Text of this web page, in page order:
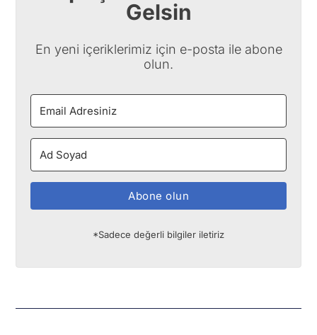
Gelsin
En yeni içeriklerimiz için e-posta ile abone
olun.
Abone olun
*Sadece değerli bilgiler iletiriz